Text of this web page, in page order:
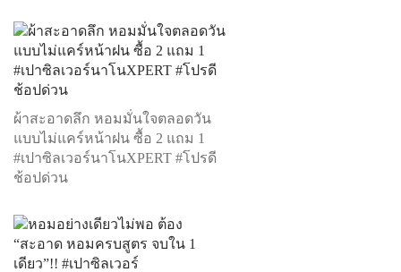
ผ้าสะอาดลึก หอมมั่นใจตลอดวัน
แบบไม่แคร์หน้าฝน ซื้อ 2 แถม 1
#เปาซิลเวอร์นาโนXPERT #โปรดี
ช้อปด่วน